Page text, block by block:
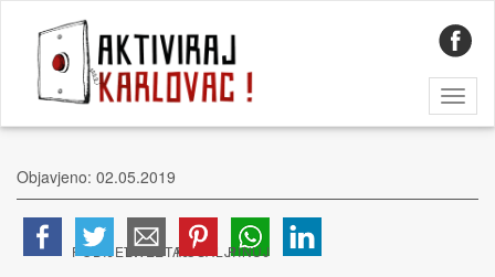
Objavjeno: 02.05.2019